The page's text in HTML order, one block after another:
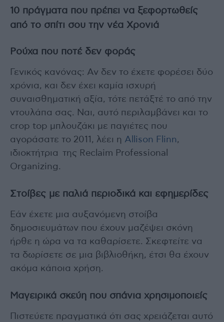
10 πράγματα που πρέπει να ξεφορτωθείς
από το σπίτι σου την νέα Χρονιά
Ρούχα που ποτέ δεν φοράς
Γενικός κανόνας: Αν δεν το έχετε φορέσει δύο
χρόνια, και δεν έχει καμία ισχυρή
συναισθηματική αξία, τότε πετάξτέ το από την
ντουλάπα σας. Ναι, αυτό περιλαμβάνει και το
crop top μπλουζάκι με παγιέτες που
αγοράσατε το 2011, λέει η Allison Flinn,
ιδιοκτήτρια της Reclaim Professional
Organizing.
Στοίβες με παλιά περιοδικά και εφημερίδες
Εάν έχετε μια αυξανόμενη στοίβα
δημοσιευμάτων που έχουν μαζέψει σκόνη
ήρθε η ώρα να τα καθαρίσετε. Σκεφτείτε να
τα δωρίσετε σε μια βιβλιοθήκη, έτσι θα έχουν
ακόμα κάποια χρήση.
Μαγειρικά σκεύη που σπάνια χρησιμοποιείς
Πιστεύετε πραγματικά ότι σας χρειάζεται αυτό